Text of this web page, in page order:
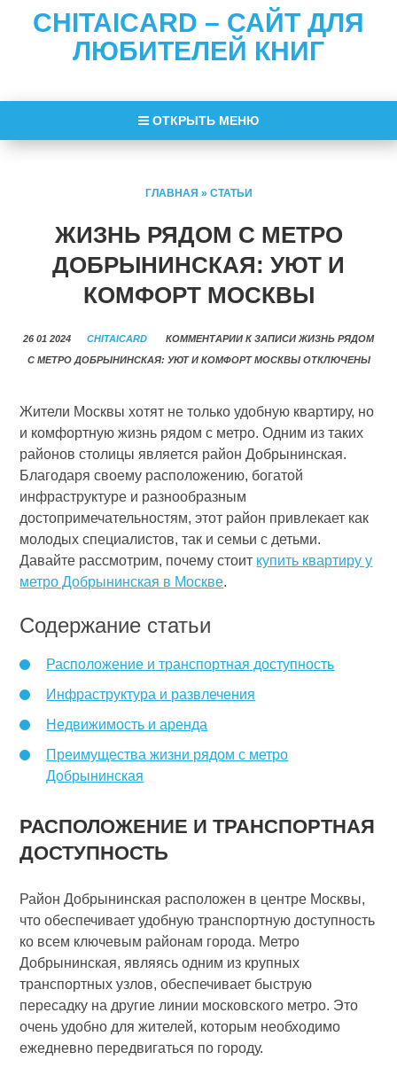
CHITAICARD – САЙТ ДЛЯ
ЛЮБИТЕЛЕЙ КНИГ
ОТКРЫТЬ МЕНЮ
ГЛАВНАЯ » СТАТЬИ
ЖИЗНЬ РЯДОМ С МЕТРО
ДОБРЫНИНСКАЯ: УЮТ И
КОМФОРТ МОСКВЫ
26 01 2024 CHITAICARD КОММЕНТАРИИ К ЗАПИСИ ЖИЗНЬ РЯДОМ
С МЕТРО ДОБРЫНИНСКАЯ: УЮТ И КОМФОРТ МОСКВЫОТКЛЮЧЕНЫ
Жители Москвы хотят не только удобную квартиру, но
и комфортную жизнь рядом с метро. Одним из таких
районов столицы является район Добрынинская.
Благодаря своему расположению, богатой
инфраструктуре и разнообразным
достопримечательностям, этот район привлекает как
молодых специалистов, так и семьи с детьми.
Давайте рассмотрим, почему стоит купить квартиру у
метро Добрынинская в Москве.
Содержание статьи
Расположение и транспортная доступность
Инфраструктура и развлечения
Недвижимость и аренда
Преимущества жизни рядом с метро
Добрынинская
РАСПОЛОЖЕНИЕ И ТРАНСПОРТНАЯ
ДОСТУПНОСТЬ
Район Добрынинская расположен в центре Москвы,
что обеспечивает удобную транспортную доступность
ко всем ключевым районам города. Метро
Добрынинская, являясь одним из крупных
транспортных узлов, обеспечивает быструю
пересадку на другие линии московского метро. Это
очень удобно для жителей, которым необходимо
ежедневно передвигаться по городу.